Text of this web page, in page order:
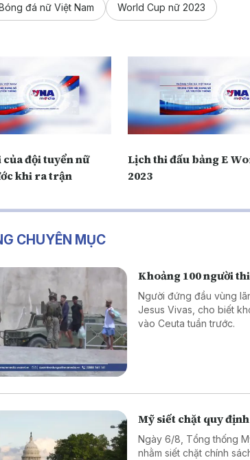
đá nữ Việt Nam World Cup nữ 2023
đội tuyển nữ
khi ra trận
Lịch thi đấu bảng E
2023
CHUYÊN MỤC
Khoảng 100 người
Người đứng đầu vùng
Jesus Vivas, cho biết
vào Ceuta tuần trước.
Mỹ siết chặt quy
Ngày 6/8, Tổng thống
nhằm siết chặt chính